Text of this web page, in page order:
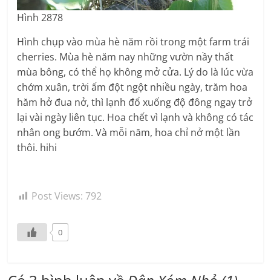
Hình 2878
Hình chụp vào mùa hè năm rồi trong một farm trái
cherries. Mùa hè năm nay những vườn nầy thất
mùa bông, có thể họ không mở cửa. Lý do là lúc vừa
chớm xuân, trời ấm đột ngột nhiều ngày, trăm hoa
hăm hở đua nở, thì lạnh đổ xuống độ đông ngay trở
lại vài ngày liên tục. Hoa chết vì lạnh và không có tác
nhân ong bướm. Và mỗi năm, hoa chỉ nở một lần
thôi. hihi
Post Views: 792
0